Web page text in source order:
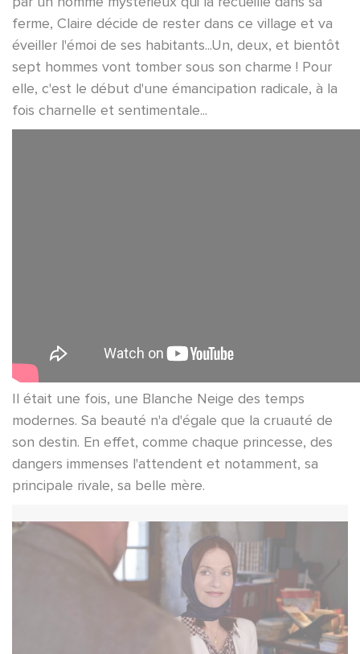
ferme, Claire décide de rester dans ce village et va
éveiller l'émoi de ses habitants...Un, deux, et bientôt
sept hommes vont tomber sous son charme ! Pour
elle, c'est le début d'une émancipation radicale, à la
fois charnelle et sentimentale...
Il était une fois, une Blanche Neige des temps
modernes. Sa beauté n'a d'égale que la cruauté de
son destin. En effet, comme chaque princesse, des
dangers immenses l'attendent et notamment, sa
principale rivale, sa belle mère.